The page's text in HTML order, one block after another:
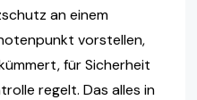
an einem
vorstellen,
für Sicherheit
regelt. Das alles in